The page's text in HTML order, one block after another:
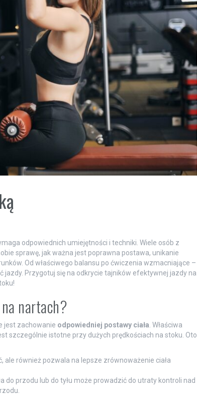
odpowiednich umiejętności i techniki. Wiele osób z
sprawę, jak ważna jest poprawna postawa, unikanie
Od właściwego balansu po ćwiczenia wzmacniające –
Przygotuj się na odkrycie tajników efektywnej jazdy na
nartach?
jest zachowanie odpowiedniej postawy ciała . Właściwa
szczególnie istotne przy dużych prędkościach na stoku. Oto
ale również pozwala na lepsze zrównoważenie ciała
do przodu lub do tyłu może prowadzić do utraty kontroli nad